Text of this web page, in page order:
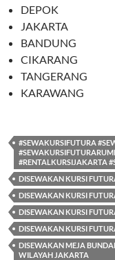
DEPOK
JAKARTA
BANDUNG
CIKARANG
TANGERANG
KARAWANG
#SEWAKURSIFUTURA
#RENTALKURSIJAKARTA
DISEWAKAN KURSI
DISEWAKAN KURSI
DISEWAKAN KURSI
DISEWAKAN KURSI
DISEWAKAN MEJA
WILAYAH JAKARTA